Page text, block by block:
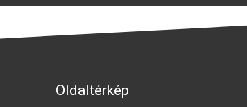
Oldaltérkép